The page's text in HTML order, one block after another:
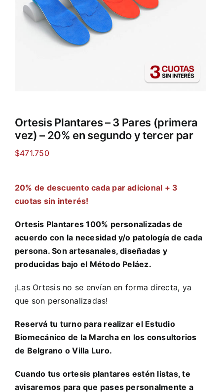
Ortesis Plantares – 3 Pares (primera
vez) – 20% en segundo y tercer par
$471.750
20% de descuento cada par adicional + 3
cuotas sin interés!
Ortesis Plantares 100% personalizadas de
acuerdo con la necesidad y/o patología de cada
persona. Son artesanales, diseñadas y
producidas bajo el Método Peláez.
¡Las Ortesis no se envían en forma directa, ya
que son personalizadas!
Reservá tu turno para realizar el Estudio
Biomecánico de la Marcha en los consultorios
de Belgrano o Villa Luro.
Cuando tus ortesis plantares estén listas, te
avisaremos para que pases personalmente a